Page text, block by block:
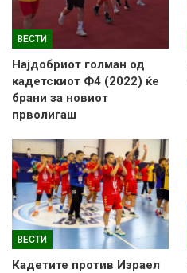
ВЕСТИ
Најдобриот голман од
кадетскиот Ф4 (2022) ќе
брани за новиот
прволигаш
ВЕСТИ
Кадетите против Израел